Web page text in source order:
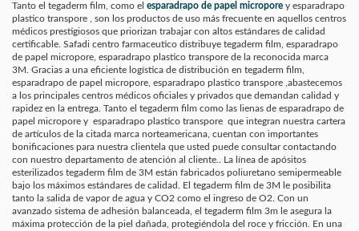
Tanto el tegaderm film, como el esparadrapo de papel micropore y esparadrapo
plastico transpore , son los productos de uso más frecuente en aquellos centros
médicos prestigiosos que priorizan trabajar con altos estándares de calidad
certificable. Safadi centro farmaceutico distribuye tegaderm film, esparadrapo
de papel micropore, esparadrapo plastico transpore de la reconocida marca
3M. Gracias a una eficiente logística de distribución en tegaderm film,
esparadrapo de papel micropore, esparadrapo plastico transpore ,abastecemos
a los principales centros médicos oficiales y privados que demandan calidad y
rapidez en la entrega. Tanto el tegaderm film como las lienas de esparadrapo de
papel micropore y esparadrapo plastico transpore que integran nuestra cartera
de artículos de la citada marca norteamericana, cuentan con importantes
bonificaciones para nuestra clientela que usted puede consultar contactando
con nuestro departamento de atención al cliente.. La línea de apósitos
esterilizados tegaderm film de 3M están fabricados poliuretano semipermeable
bajo los máximos estándares de calidad. El tegaderm film de 3M le posibilita
tanto la salida de vapor de agua y CO2 como el ingreso de O2. Con un
avanzado sistema de adhesión balanceada, el tegaderm film 3m le asegura la
máxima protección de la piel dañada, protegiéndola del roce y fricción. En una